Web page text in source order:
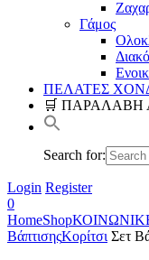
Γάμος
ΠΕΛΑΤΕΣ
🛒
Search for:
Login Register
0
HomeShop
ΒάπτισηςΚορίτσι Σετ